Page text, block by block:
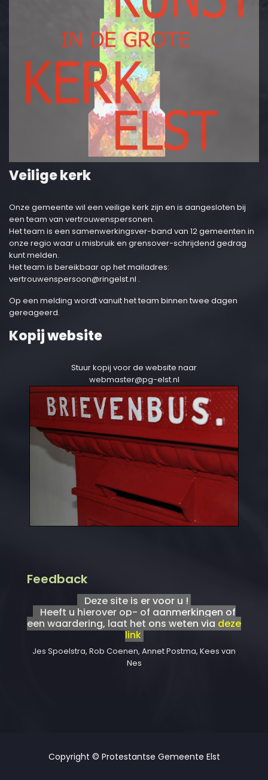
Veilige kerk
Onze gemeente wil een veilige kerk zijn en is aangesloten bij
een team van vertrouwenspersonen.
Het team is een samenwerkingsver-band van 12 gemeenten in
onze regio waar u misbruik en grensover-schrijdend gedrag
kunt melden.
Het team is bereikbaar op het mailadres:
vertrouwenspersoon@ringelst.nl .
Op een melding wordt vanuit het team binnen twee dagen
gereageerd.
Kopij website
Stuur kopij voor de website naar
webmaster@pg-elst.nl
Feedback
Deze site is er voor u !
Heeft u hierover op- of aanmerkingen of
een waardering, laat het ons weten via deze
link
Jes Spoelstra, Rob Coenen, Annet Postma, Kees van
Nes
Copyright © Protestantse Gemeente Elst